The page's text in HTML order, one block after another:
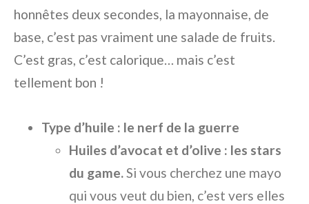
honnêtes deux secondes, la mayonnaise, de
base, c’est pas vraiment une salade de fruits.
C’est gras, c’est calorique… mais c’est
tellement bon !
Type d’huile : le nerf de la guerre
Huiles d’avocat et d’olive : les stars
du game.Si vous cherchez une mayo
qui vous veut du bien, c’est vers elles